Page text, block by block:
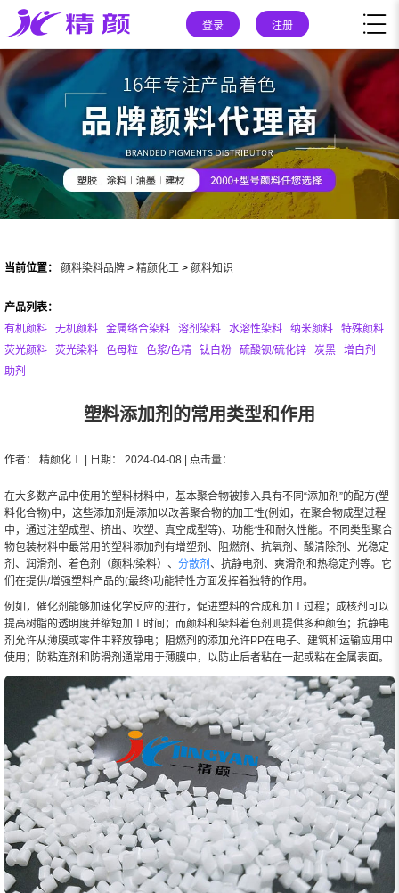
登录 注册
当前位置： 颜料染料品牌 > 精颜化工 > 颜料知识
产品列表：
有机颜料
无机颜料 金属络合染料 溶剂染料 水溶性染料 纳米颜料
特殊颜料
荧光颜料
荧光染料 色母粒 色浆/色精 钛白粉 硫酸钡/硫化锌 炭黑
增白剂
助剂
塑料添加剂的常用类型和作用
作者： 精颜化工 | 日期： 2024-04-08 | 点击量：
在大多数产品中使用的塑料材料中，基本聚合物被掺入具有不同“添加剂”的配方(塑
料化合物)中，这些添加剂是添加以改善聚合物的加工性(例如，在聚合物成型过程
中，通过注塑成型、挤出、吹塑、真空成型等)、功能性和耐久性能。不同类型聚合
物包装材料中最常用的塑料添加剂有增塑剂、阻燃剂、抗氧剂、酸清除剂、光稳定
剂、润滑剂、着色剂（颜料/染料）、 分散剂 、抗静电剂、爽滑剂和热稳定剂等。它
们在提供/增强塑料产品的(最终)功能特性方面发挥着独特的作用。
例如，催化剂能够加速化学反应的进行，促进塑料的合成和加工过程；成核剂可以
提高树脂的透明度并缩短加工时间；而颜料和染料着色剂则提供多种颜色；抗静电
剂允许从薄膜或零件中释放静电；阻燃剂的添加允许PP在电子、建筑和运输应用中
使用；防粘连剂和防滑剂通常用于薄膜中，以防止后者粘在一起或粘在金属表面。